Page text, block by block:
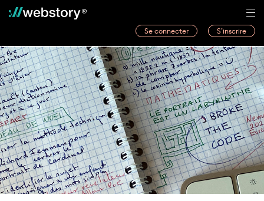
Se connecter S’inscrire
Histoires
Webwriters
Concours
Actualités
À propos